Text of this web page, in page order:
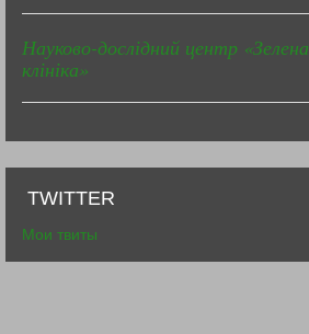
Науково-дослідний центр «Зелена
клініка»
TWITTER
Мои твиты